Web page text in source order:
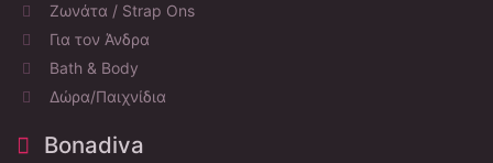
Ζωνάτα / Strap Ons
Για τον Άνδρα
Bath & Body
Δώρα/Παιχνίδια
Bonadiva